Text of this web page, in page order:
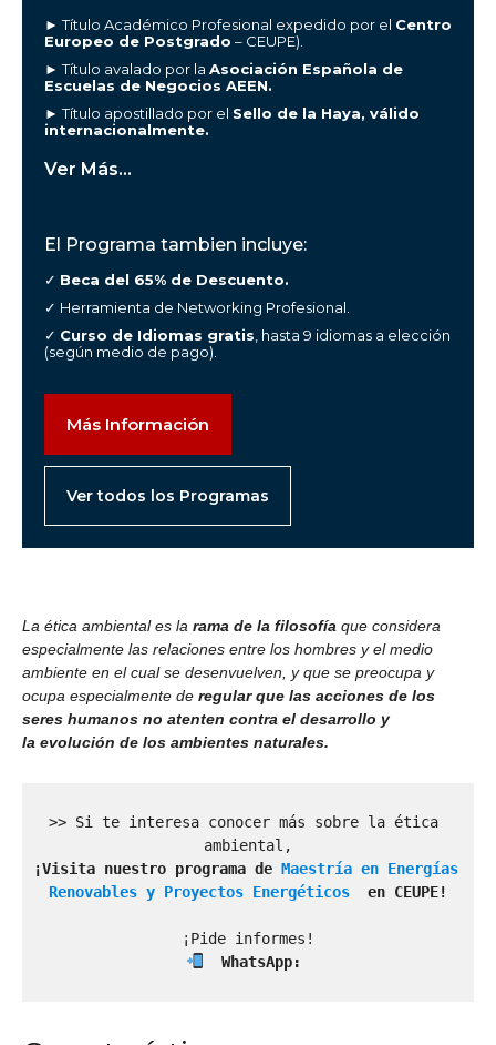
► Título Académico Profesional expedido por el Centro
Europeo de Postgrado – CEUPE).
► Título avalado por la Asociación Española de
Escuelas de Negocios AEEN.
► Título apostillado por el Sello de la Haya, válido
internacionalmente.
Ver Más...
El Programa tambien incluye:
✓ Beca del 65% de Descuento.
✓ Herramienta de Networking Profesional.
✓ Curso de Idiomas gratis , hasta 9 idiomas a elección
(según medio de pago).
Más Información
Ver todos los Programas
La ética ambiental es la rama de la filosofía que considera
especialmente las relaciones entre los hombres y el medio
ambiente en el cual se desenvuelven, y que se preocupa y
ocupa especialmente de regular que las acciones de los
seres humanos no atenten contra el desarrollo y
la evolución de los ambientes naturales.
>> Si te interesa conocer más sobre la ética
¡Visita nuestro programa de Maestría en Energías
Renovables y Proyectos Energéticos
en CEUPE!
  WhatsApp: